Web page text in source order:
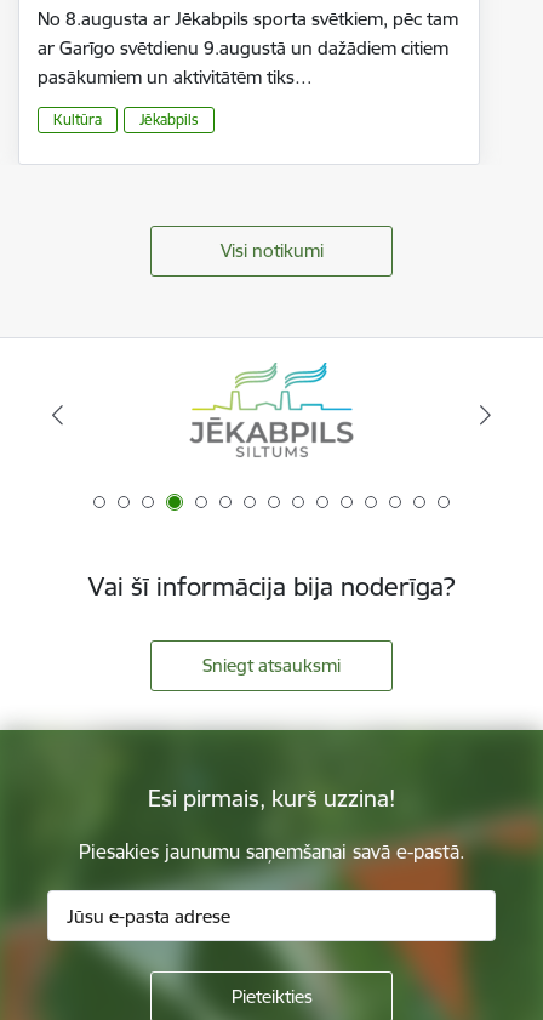
No 8.augusta ar Jēkabpils sporta svētkiem, pēc tam
ar Garīgo svētdienu 9.augustā un dažādiem citiem
pasākumiem un aktivitātēm tiks…
Kultūra Jēkabpils
Visi notikumi
Vai šī informācija bija noderīga?
Sniegt atsauksmi
Esi pirmais, kurš uzzina!
Piesakies jaunumu saņemšanai savā e-pastā.